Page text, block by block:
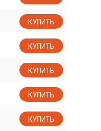
КУПИТЬ
КУПИТЬ
КУПИТЬ
КУПИТЬ
КУПИТЬ